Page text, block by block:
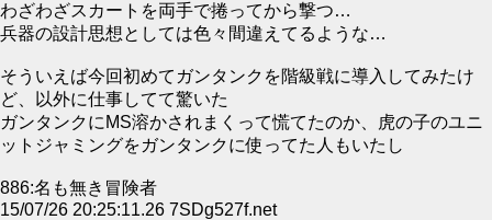
わざわざスカートを両手で捲ってから撃つ…
兵器の設計思想としては色々間違えてるような…
そういえば今回初めてガンタンクを階級戦に導入してみたけ
ど、以外に仕事してて驚いた
ガンタンクにMS溶かされまくって慌てたのか、虎の子のユニ
ットジャミングをガンタンクに使ってた人もいたし
886:名も無き冒険者
15/07/26 20:25:11.26 7SDg527f.net